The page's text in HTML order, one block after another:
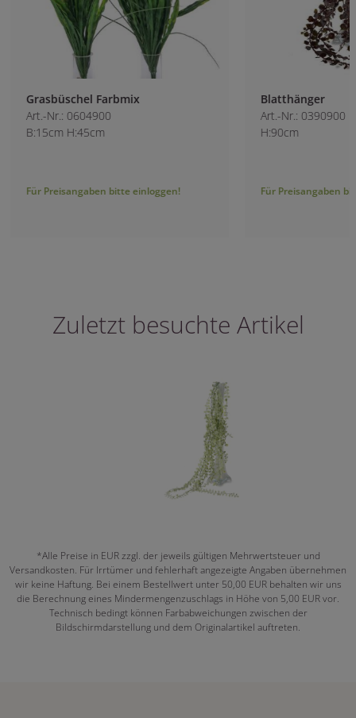
Grasbüschel Farbmix
Art.-Nr.: 0604900
B:15cm H:45cm
Für Preisangaben bitte einloggen!
Blatthänger
Art.-Nr.: 0390900
H:90cm
Für Preisangaben
Zuletzt besuchte Artikel
*Alle Preise in EUR zzgl. der jeweils gültigen Mehrwertsteuer und
Versandkosten. Für Irrtümer und fehlerhaft angezeigte Angaben übernehmen
wir keine Haftung. Bei einem Bestellwert unter 50,00 EUR behalten wir uns
die Berechnung eines Mindermengenzuschlags in Höhe von 5,00 EUR vor.
Technisch bedingt können Farbabweichungen zwischen der
Bildschirmdarstellung und dem Originalartikel auftreten.